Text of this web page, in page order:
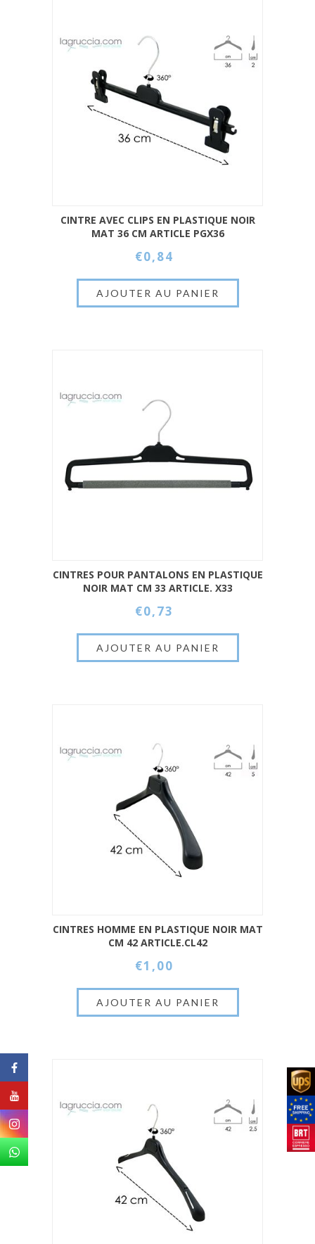
CINTRE AVEC CLIPS EN PLASTIQUE NOIR
MAT 36 CM ARTICLE PGX36
€0,84
CINTRES POUR PANTALONS EN PLASTIQUE
NOIR MAT CM 33 ARTICLE. X33
€0,73
CINTRES HOMME EN PLASTIQUE NOIR MAT
CM 42 ARTICLE.CL42
€1,00